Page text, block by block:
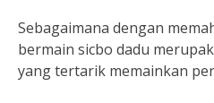
Sebagaimana dengan
bermain sicbo dadu
yang tertarik memainkan